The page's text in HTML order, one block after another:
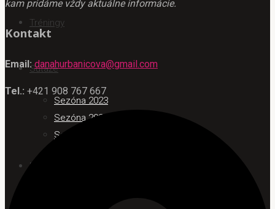
Tréningy
Súťaže
Sezóna 2023
Sezóna 2024
Sezóna 2025
Foto / Video
kam pridáme vždy aktuálne informácie.
Kontakt
Email: danahurbanicova@gmail.com
Tel.: +421 908 767 667